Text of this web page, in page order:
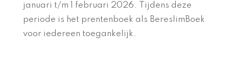
januari t/m 1 februari 2026. Tijdens deze
periode is het prentenboek als BereslimBoek
voor iedereen toegankelijk.